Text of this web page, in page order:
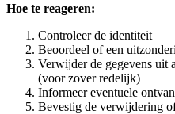
Hoe te reageren:
Controleer de identiteit
Beoordeel of een
Verwijder de gegevens uit
(voor zover redelijk)
Informeer eventuele
Bevestig de verwijdering